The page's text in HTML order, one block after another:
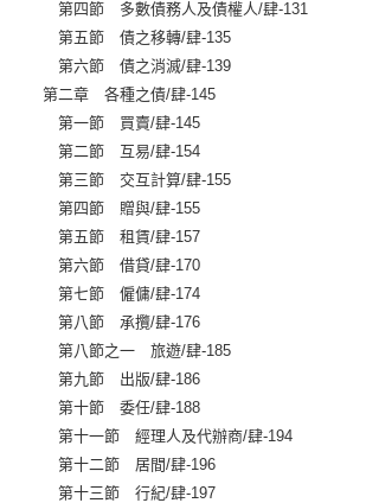
第四節 多數債務人及債權人/肆-131
第五節 債之移轉/肆-135
第六節 債之消滅/肆-139
第二章 各種之債/肆-145
第一節 買賣/肆-145
第二節 互易/肆-154
第三節 交互計算/肆-155
第四節 贈與/肆-155
第五節 租賃/肆-157
第六節 借貸/肆-170
第七節 僱傭/肆-174
第八節 承攬/肆-176
第八節之一 旅遊/肆-185
第九節 出版/肆-186
第十節 委任/肆-188
第十一節 經理人及代辦商/肆-194
第十二節 居間/肆-196
第十三節 行紀/肆-197